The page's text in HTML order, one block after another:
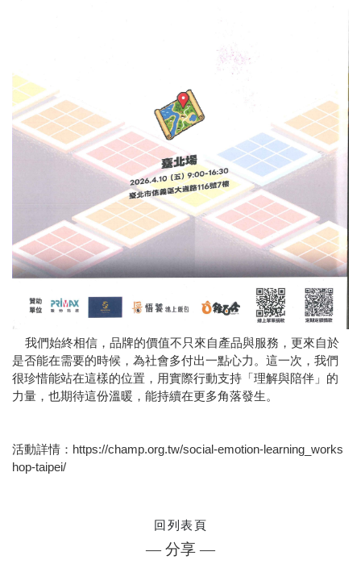
我們始終相信，品牌的價值不只來自產品與服務，更來自於
是否能在需要的時候，為社會多付出一點心力。這一次，我們
很珍惜能站在這樣的位置，用實際行動支持「理解與陪伴」的
力量，也期待這份溫暖，能持續在更多角落發生。
活動詳情：https://champ.org.tw/social-emotion-learning_works
hop-taipei/
回列表頁
— 分享 —